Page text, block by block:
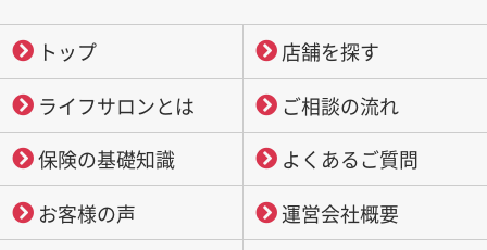
トップ
店舗を探す
ライフサロンとは
ご相談の流れ
保険の基礎知識
よくあるご質問
お客様の声
運営会社概要